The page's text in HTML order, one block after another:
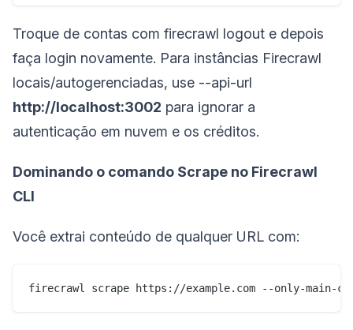
Troque de contas com firecrawl logout e depois
faça login novamente. Para instâncias Firecrawl
locais/autogerenciadas, use --api-url
http://localhost:3002 para ignorar a
autenticação em nuvem e os créditos.
Dominando o comando Scrape no Firecrawl
CLI
Você extrai conteúdo de qualquer URL com:
firecrawl scrape https://example.com --only-main-